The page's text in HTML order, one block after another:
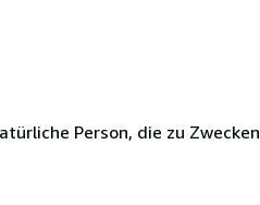
Person, die zu Zwecken